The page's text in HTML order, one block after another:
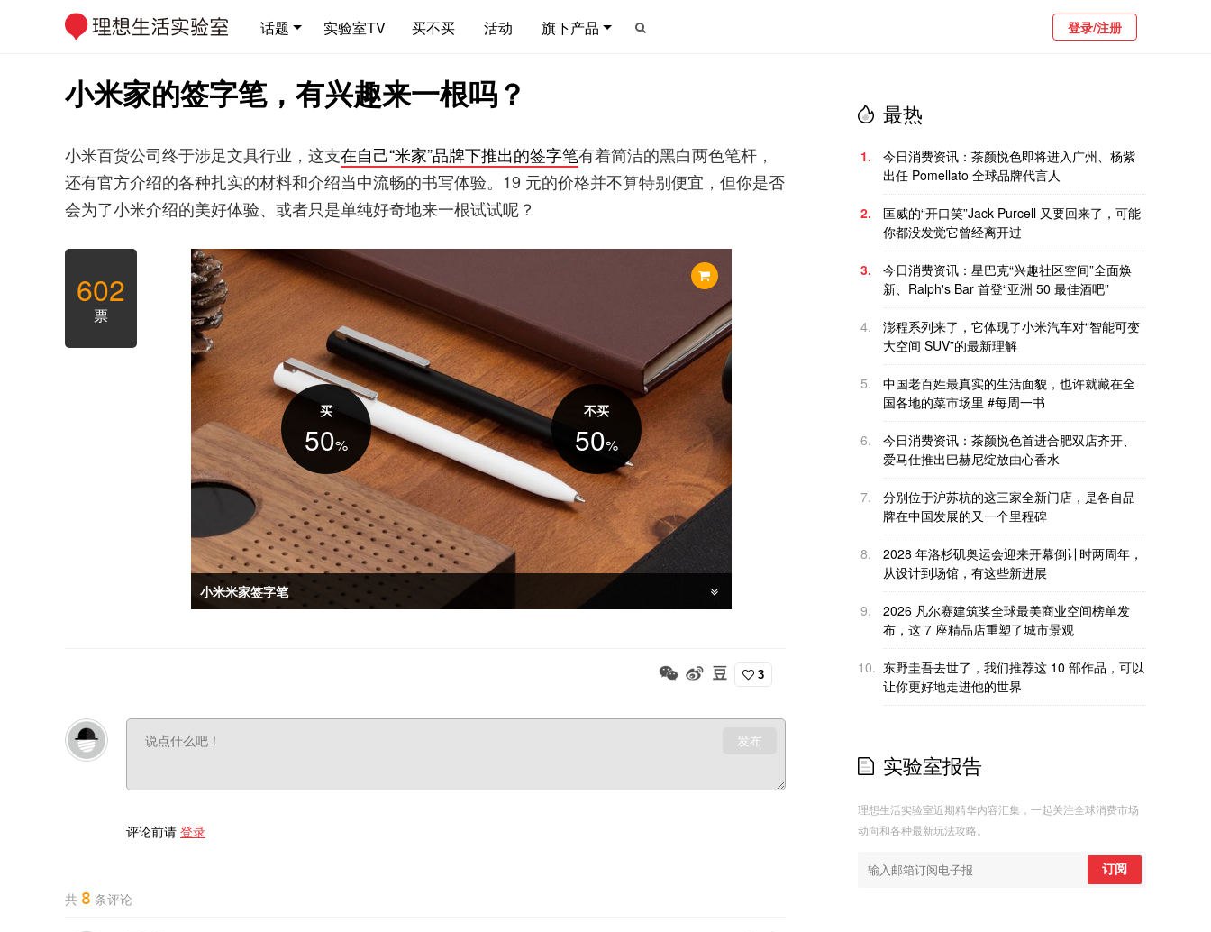
话题 实验室TV 买不买 活动 旗下产品 登录/注册
小米家的签字笔，有兴趣来一根吗？
小米百货公司终于涉足文具行业，这支在自己“米家”品牌下推出的签字笔有着简洁的黑白两色笔杆，
还有官方介绍的各种扎实的材料和介绍当中流畅的书写体验。19 元的价格并不算特别便宜，但你是否
会为了小米介绍的美好体验、或者只是单纯好奇地来一根试试呢？
602
票
小米米家签字笔
买
50%
不买
50%
3
发布
评论前请 登录
共 8 条评论
最热
1.
今日消费资讯：茶颜悦色即将进入广州、杨紫
出任 Pomellato 全球品牌代言人
2.
匡威的“开口笑”Jack Purcell 又要回来了，可能
你都没发觉它曾经离开过
3.
今日消费资讯：星巴克“兴趣社区空间”全面焕
新、Ralph's Bar 首登“亚洲 50 最佳酒吧”
4.
澎程系列来了，它体现了小米汽车对“智能可变
大空间 SUV”的最新理解
5.
中国老百姓最真实的生活面貌，也许就藏在全
国各地的菜市场里 #每周一书
6.
今日消费资讯：茶颜悦色首进合肥双店齐开、
爱马仕推出巴赫尼绽放由心香水
7.
分别位于沪苏杭的这三家全新门店，是各自品
牌在中国发展的又一个里程碑
8.
2028 年洛杉矶奥运会迎来开幕倒计时两周年，
从设计到场馆，有这些新进展
9.
2026 凡尔赛建筑奖全球最美商业空间榜单发
布，这 7 座精品店重塑了城市景观
10. 东野圭吾去世了，我们推荐这 10 部作品，可以
让你更好地走进他的世界
实验室报告
理想生活实验室近期精华内容汇集，一起关注全球消费市场
动向和各种最新玩法攻略。